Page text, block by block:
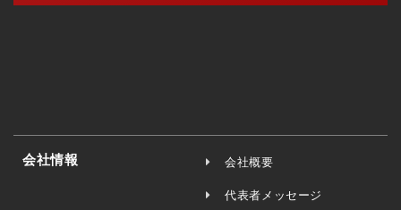
会社情報 会社概要
代表者メッセージ